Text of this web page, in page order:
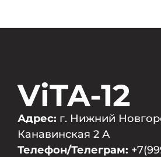
ViTA-12
Адрес: г. Нижний
Канавинская 2 А
Телефон/Телеграм: